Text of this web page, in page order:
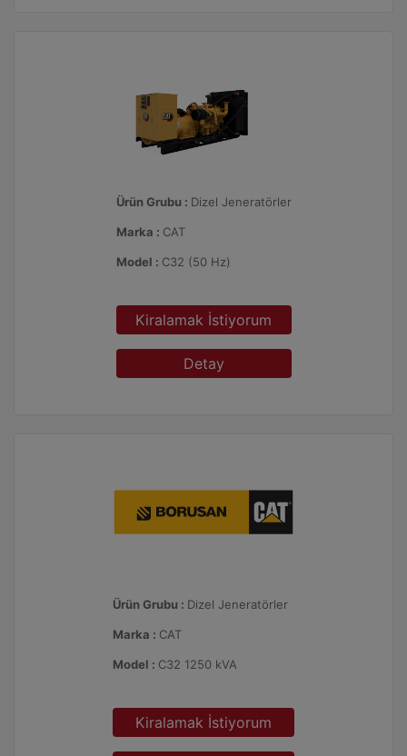
Ürün Grubu : Dizel Jeneratörler
Marka : CAT
Model : C32 (50 Hz)
Kiralamak İstiyorum
Detay
Ürün Grubu : Dizel Jeneratörler
Marka : CAT
Model : C32 1250 kVA
Kiralamak İstiyorum